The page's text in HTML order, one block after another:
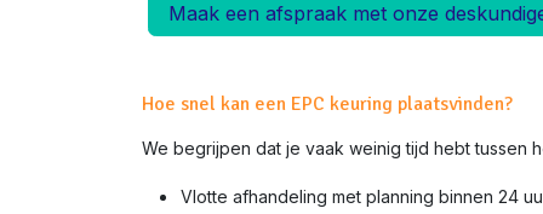
Maak een afspraak met onze
Hoe snel kan een EPC keuring plaatsvinden?
We begrijpen dat je vaak weinig tijd hebt tussen
Vlotte afhandeling met planning binnen 24